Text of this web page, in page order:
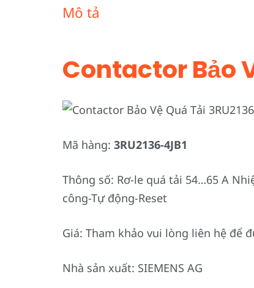
Mô tả
Contactor Bảo
Mã hàng: 3RU2136-4JB1
Thông số: Rơ-le quá tải 54…65 A
công-Tự động-Reset
Giá: Tham khảo vui lòng liên hệ để
Nhà sản xuất: SIEMENS AG